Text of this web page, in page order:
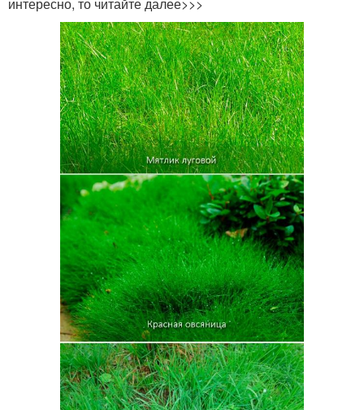
интересно, то читайте далее>>>